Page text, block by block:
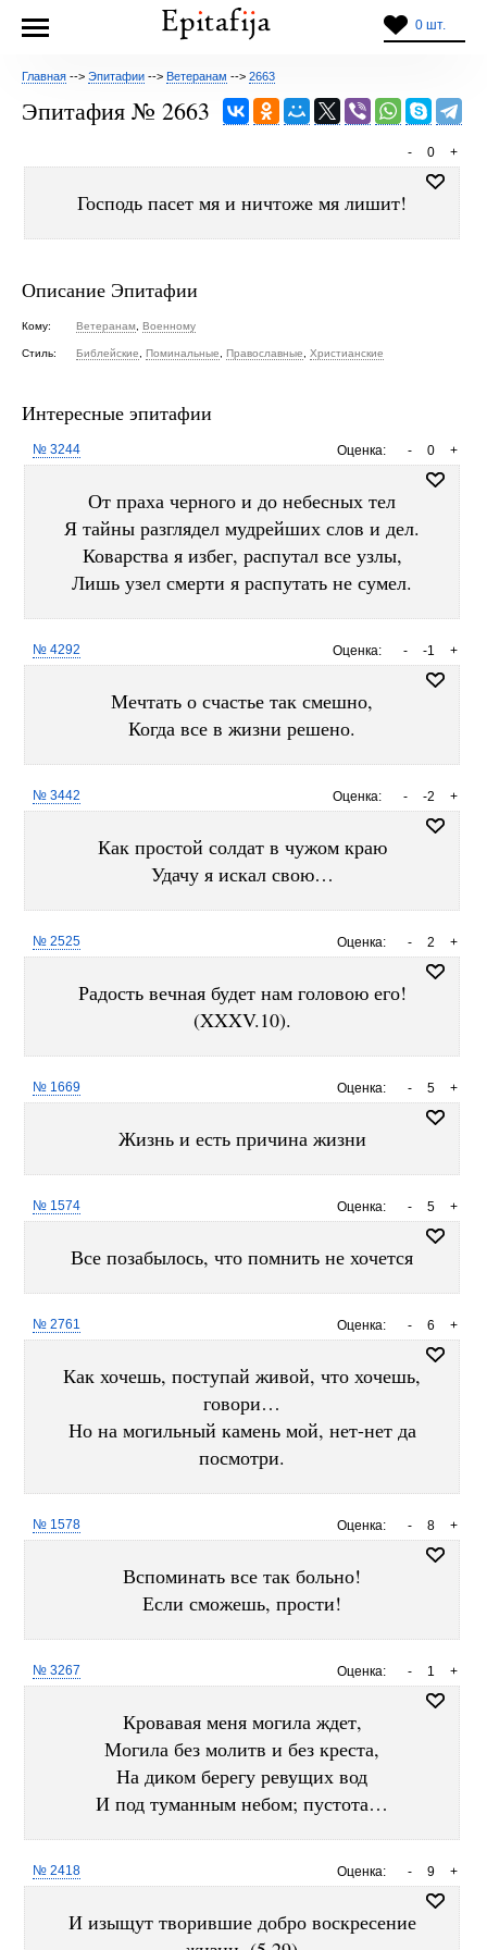
0 шт.
Главная --> Эпитафии --> Ветеранам --> 2663
Эпитафия № 2663
+
0
-
Господь пасет мя и ничтоже мя лишит!
Описание Эпитафии
Кому: Ветеранам Военному
Стиль: Библейские Поминальные Православные Христианские
Интересные эпитафии
Оценка: +
0
-
№ 3244
От праха черного и до небесных тел
Я тайны разглядел мудрейших слов и дел.
Коварства я избег, распутал все узлы,
Лишь узел смерти я распутать не сумел.
Оценка: +
-1
-
№ 4292
Мечтать о счастье так смешно,
Когда все в жизни решено.
Оценка: +
-2
-
№ 3442
Как простой солдат в чужом краю
Удачу я искал свою…
Оценка: +
2
-
№ 2525
Радость вечная будет нам головою его!
(XXXV.10).
Оценка: +
5
-
№ 1669
Жизнь и есть причина жизни
Оценка: +
5
-
№ 1574
Все позабылось, что помнить не хочется
Оценка: +
6
-
№ 2761
Как хочешь, поступай живой, что хочешь,
говори…
Но на могильный камень мой, нет-нет да
посмотри.
Оценка: +
8
-
№ 1578
Вспоминать все так больно!
Если сможешь, прости!
Оценка: +
1
-
№ 3267
Кровавая меня могила ждет,
Могила без молитв и без креста,
На диком берегу ревущих вод
И под туманным небом; пустота…
Оценка: +
9
-
№ 2418
И изыщут творившие добро воскресение